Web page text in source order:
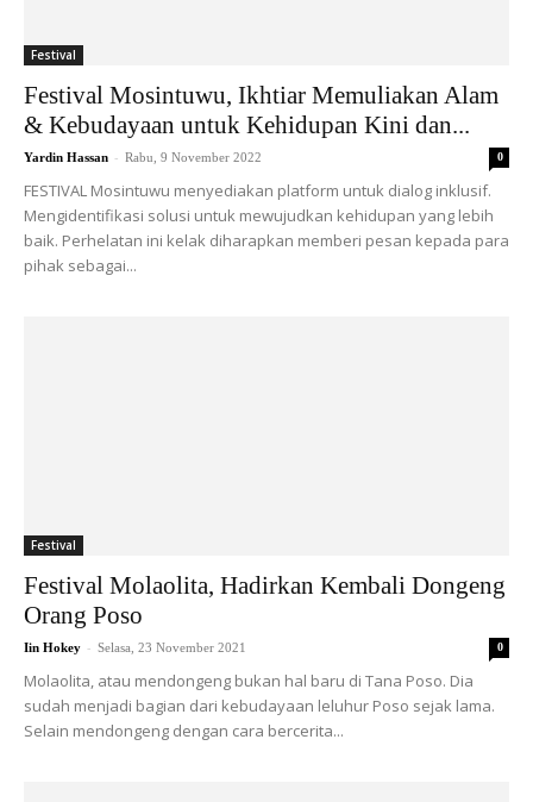
Festival
Festival Mosintuwu, Ikhtiar Memuliakan Alam
& Kebudayaan untuk Kehidupan Kini dan...
Yardin Hassan - Rabu, 9 November 2022 0
FESTIVAL Mosintuwu menyediakan platform untuk dialog inklusif.
Mengidentifikasi solusi untuk mewujudkan kehidupan yang lebih
baik. Perhelatan ini kelak diharapkan memberi pesan kepada para
pihak sebagai...
Festival
Festival Molaolita, Hadirkan Kembali Dongeng
Orang Poso
Iin Hokey - Selasa, 23 November 2021 0
Molaolita, atau mendongeng bukan hal baru di Tana Poso. Dia
sudah menjadi bagian dari kebudayaan leluhur Poso sejak lama.
Selain mendongeng dengan cara bercerita...